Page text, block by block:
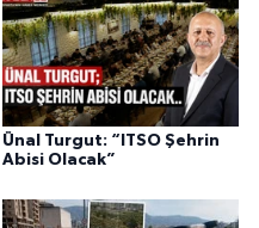
Ünal Turgut: “ITSO Şehrin
Abisi Olacak”